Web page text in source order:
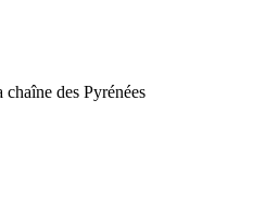
chaîne des Pyrénées